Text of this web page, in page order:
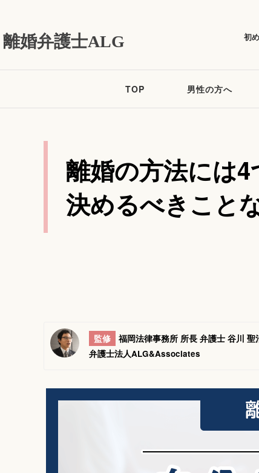
離婚弁護士ALG 初
TOP 男性の方へ
離婚の方法には
決めるべきこと
監修
福岡法律事務所 所長 弁護士 谷川 聖
弁護士法人ALG&Associates